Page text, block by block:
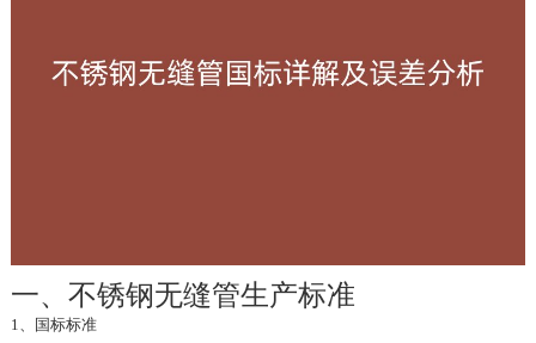
一、不锈钢无缝管生产标准
1、国标标准